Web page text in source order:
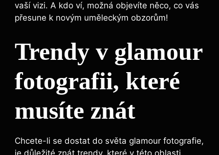
vaší vizi. A kdo ví, možná objevíte něco, co vás
přesune k novým uměleckým obzorům!
Trendy v glamour
fotografii, které
musíte znát
Chcete-li se dostat do světa glamour fotografie,
je důležité znát trendy, které v této oblasti